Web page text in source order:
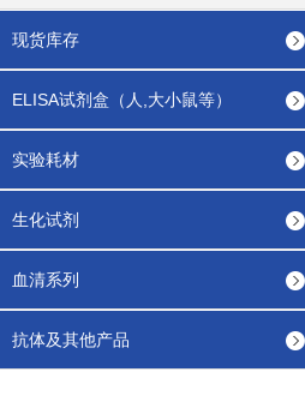
现货库存
ELISA试剂盒（人,大小鼠等）
实验耗材
生化试剂
血清系列
抗体及其他产品